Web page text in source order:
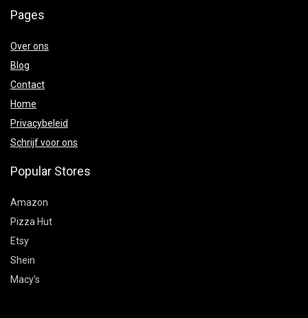
Pages
Over ons
Blog
Contact
Home
Privacybeleid
Schrijf voor ons
Popular Stores
Amazon
Pizza Hut
Etsy
Shein
Macy’s